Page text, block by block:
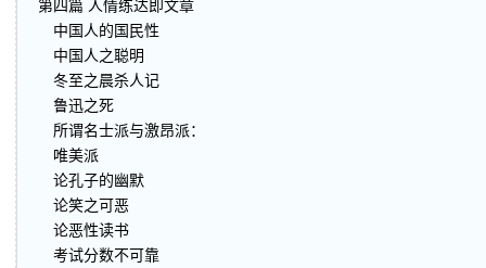
第四篇 人情练达即文章
中国人的国民性
中国人之聪明
冬至之晨杀人记
鲁迅之死
所谓名士派与激昂派：
唯美派
论孔子的幽默
论笑之可恶
论恶性读书
考试分数不可靠